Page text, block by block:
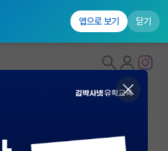
앱으로 보기 닫기
수 구술고사 자료 구합니다!!